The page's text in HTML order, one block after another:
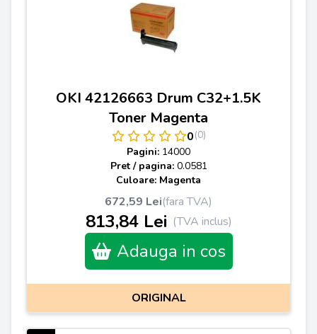
OKI 42126663 Drum C32+1.5K
Toner Magenta
0(0)
Pagini: 14000
Pret / pagina: 0.0581
Culoare: Magenta
672,59 Lei(fara TVA)
813,84 Lei (TVA inclus)
Adauga in cos
ORIGINAL